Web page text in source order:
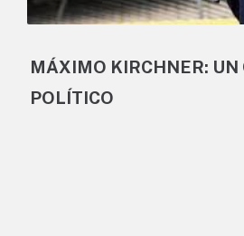
MÁXIMO KIRCHNER: UN
POLÍTICO